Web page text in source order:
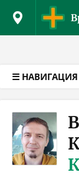
☰ НАВИГАЦИЯ